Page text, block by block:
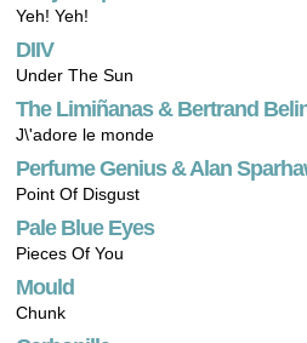
Yeh! Yeh!
DIIV
Under The Sun
The Limiñanas & Bertrand
J\'adore le monde
Perfume Genius & Alan
Point Of Disgust
Pale Blue Eyes
Pieces Of You
Mould
Chunk